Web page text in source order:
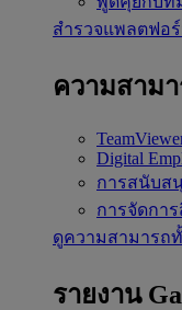
สำรวจแพลตฟอ
ความสาม
Digital
การสนับส
การจัดกา
ดูความสามารถ
รายงาน